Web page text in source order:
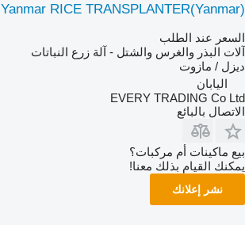
Yanmar RICE TRANSPLANTER(Yanmar)
السعر عند الطلب
آلات البذر والغرس والشتل - آلة زرع النباتات
ديزل / مازوت
اليابان
EVERY TRADING Co Ltd
الاتصال بالبائع
بيع ماكينات أم مركبات؟
يمكنك القيام بذلك معنا!
نشر إعلانك